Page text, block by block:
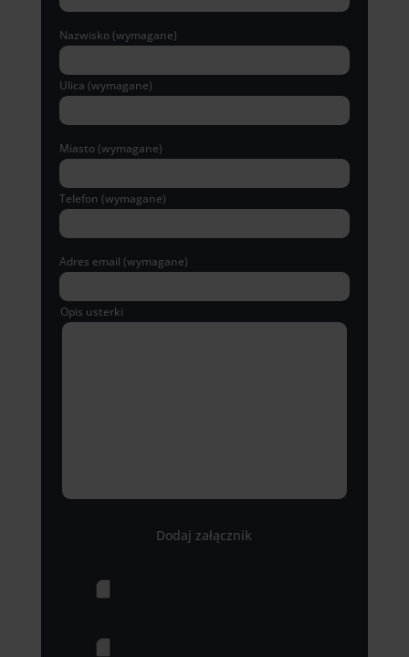
Nazwisko (wymagane)
Ulica (wymagane)
Miasto (wymagane)
Telefon (wymagane)
Adres email (wymagane)
Opis usterki
Dodaj załącznik